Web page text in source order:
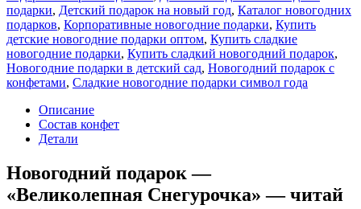
подарки, Детский подарок на новый год, Каталог новогодних
подарков, Корпоративные новогодние подарки, Купить
детские новогодние подарки оптом, Купить сладкие
новогодние подарки, Купить сладкий новогодний подарок,
Новогодние подарки в детский сад, Новогодний подарок с
конфетами, Сладкие новогодние подарки символ года
Описание
Состав конфет
Детали
Новогодний подарок —
«Великолепная Снегурочка» — читай